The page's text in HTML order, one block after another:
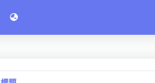
語言切換 language switch